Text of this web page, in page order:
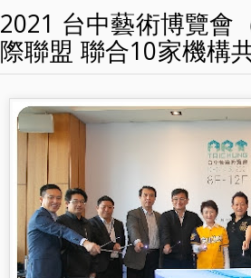
2021 台中藝術博覽會（ART TAICHUNG）首
EDN
2021 台中藝術博覽會
際聯盟 聯合10家機構